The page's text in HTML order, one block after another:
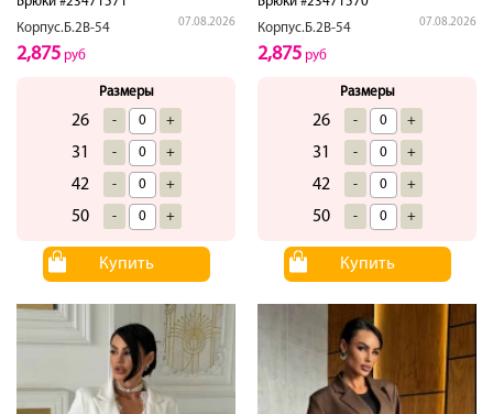
Корпус.Б.2В-54
07.08.2026
2,875 руб
Размеры
26 - +
31 - +
42 - +
50 - +
Купить
Корпус.Б.2В-54
07.08.2026
2,875 руб
Размеры
26 - +
31 - +
42 - +
50 - +
Купить